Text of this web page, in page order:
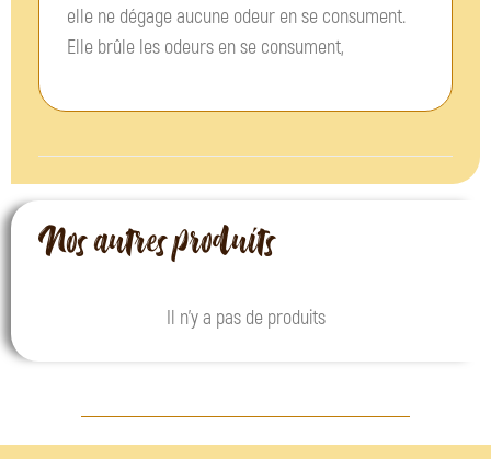
Nos autres produits
Il n'y a pas de produits
elle ne dégage aucune odeur en se consument.
Elle brûle les odeurs en se consument,